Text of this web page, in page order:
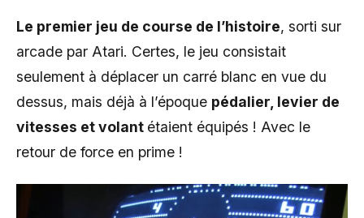
Le premier jeu de course de l’histoire, sorti sur
arcade par Atari. Certes, le jeu consistait
seulement à déplacer un carré blanc en vue du
dessus, mais déjà à l’époque pédalier, levier de
vitesses et volant étaient équipés ! Avec le
retour de force en prime !